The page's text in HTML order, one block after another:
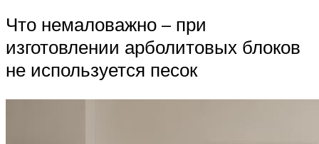
Что немаловажно – при
изготовлении арболитовых блоков
не используется песок